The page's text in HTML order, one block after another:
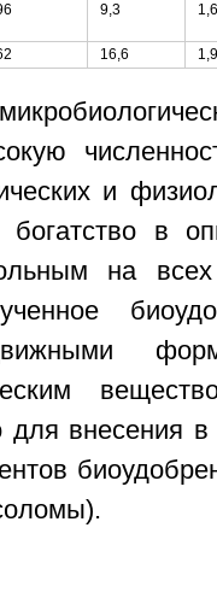
9,3
16,6
и
богатство в
на всех
для внесения